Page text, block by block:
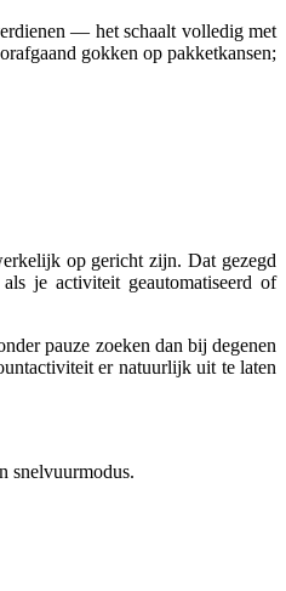
— het schaalt volledig met
gokken op pakketkansen;
op gericht zijn. Dat gezegd
je activiteit geautomatiseerd of
pauze zoeken dan bij degenen
er natuurlijk uit te laten
snelvuurmodus.